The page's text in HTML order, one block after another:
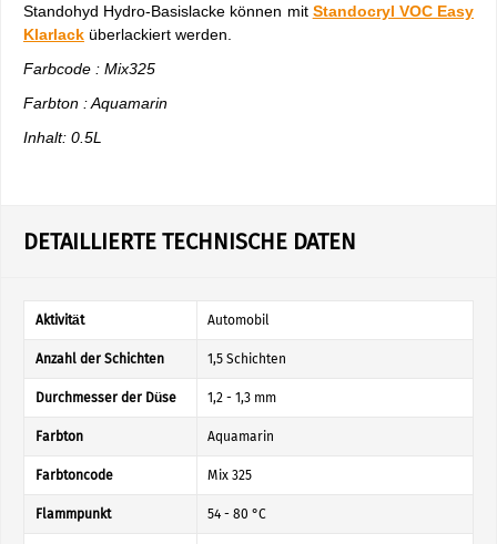
Standohyd Hydro-Basislacke können mit Standocryl VOC Easy
Klarlack überlackiert werden.
Farbcode : Mix325
Farbton : Aquamarin
Inhalt: 0.5L
DETAILLIERTE TECHNISCHE DATEN
Aktivität Automobil
Anzahl der Schichten 1,5 Schichten
Durchmesser der Düse 1,2 - 1,3 mm
Farbton Aquamarin
Farbtoncode Mix 325
Flammpunkt 54 - 80 °C